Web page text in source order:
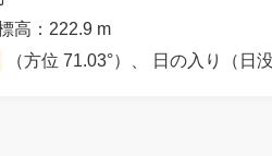
高：222.9 m
（方位 71.03°）、 日の入り（日